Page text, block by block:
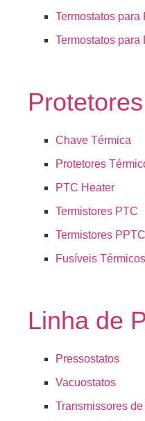
Termostatos
Termostatos para
Chave Térmica
Protetores
PTC Heater
Termistores PTC
Termistores PPTC
Fusíveis Térmicos
Linha de
Pressostatos
Vacuostatos
Transmissores